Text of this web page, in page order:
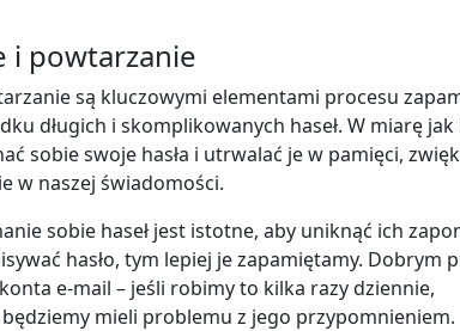
i powtarzanie
są kluczowymi elementami procesu
długich i skomplikowanych haseł. W miarę
sobie swoje hasła i utrwalać je w pamięci,
w naszej świadomości.
sobie haseł jest istotne, aby uniknąć ich
hasło, tym lepiej je zapamiętamy. Dobrym
e-mail – jeśli robimy to kilka razy dziennie,
mieli problemu z jego przypomnieniem.